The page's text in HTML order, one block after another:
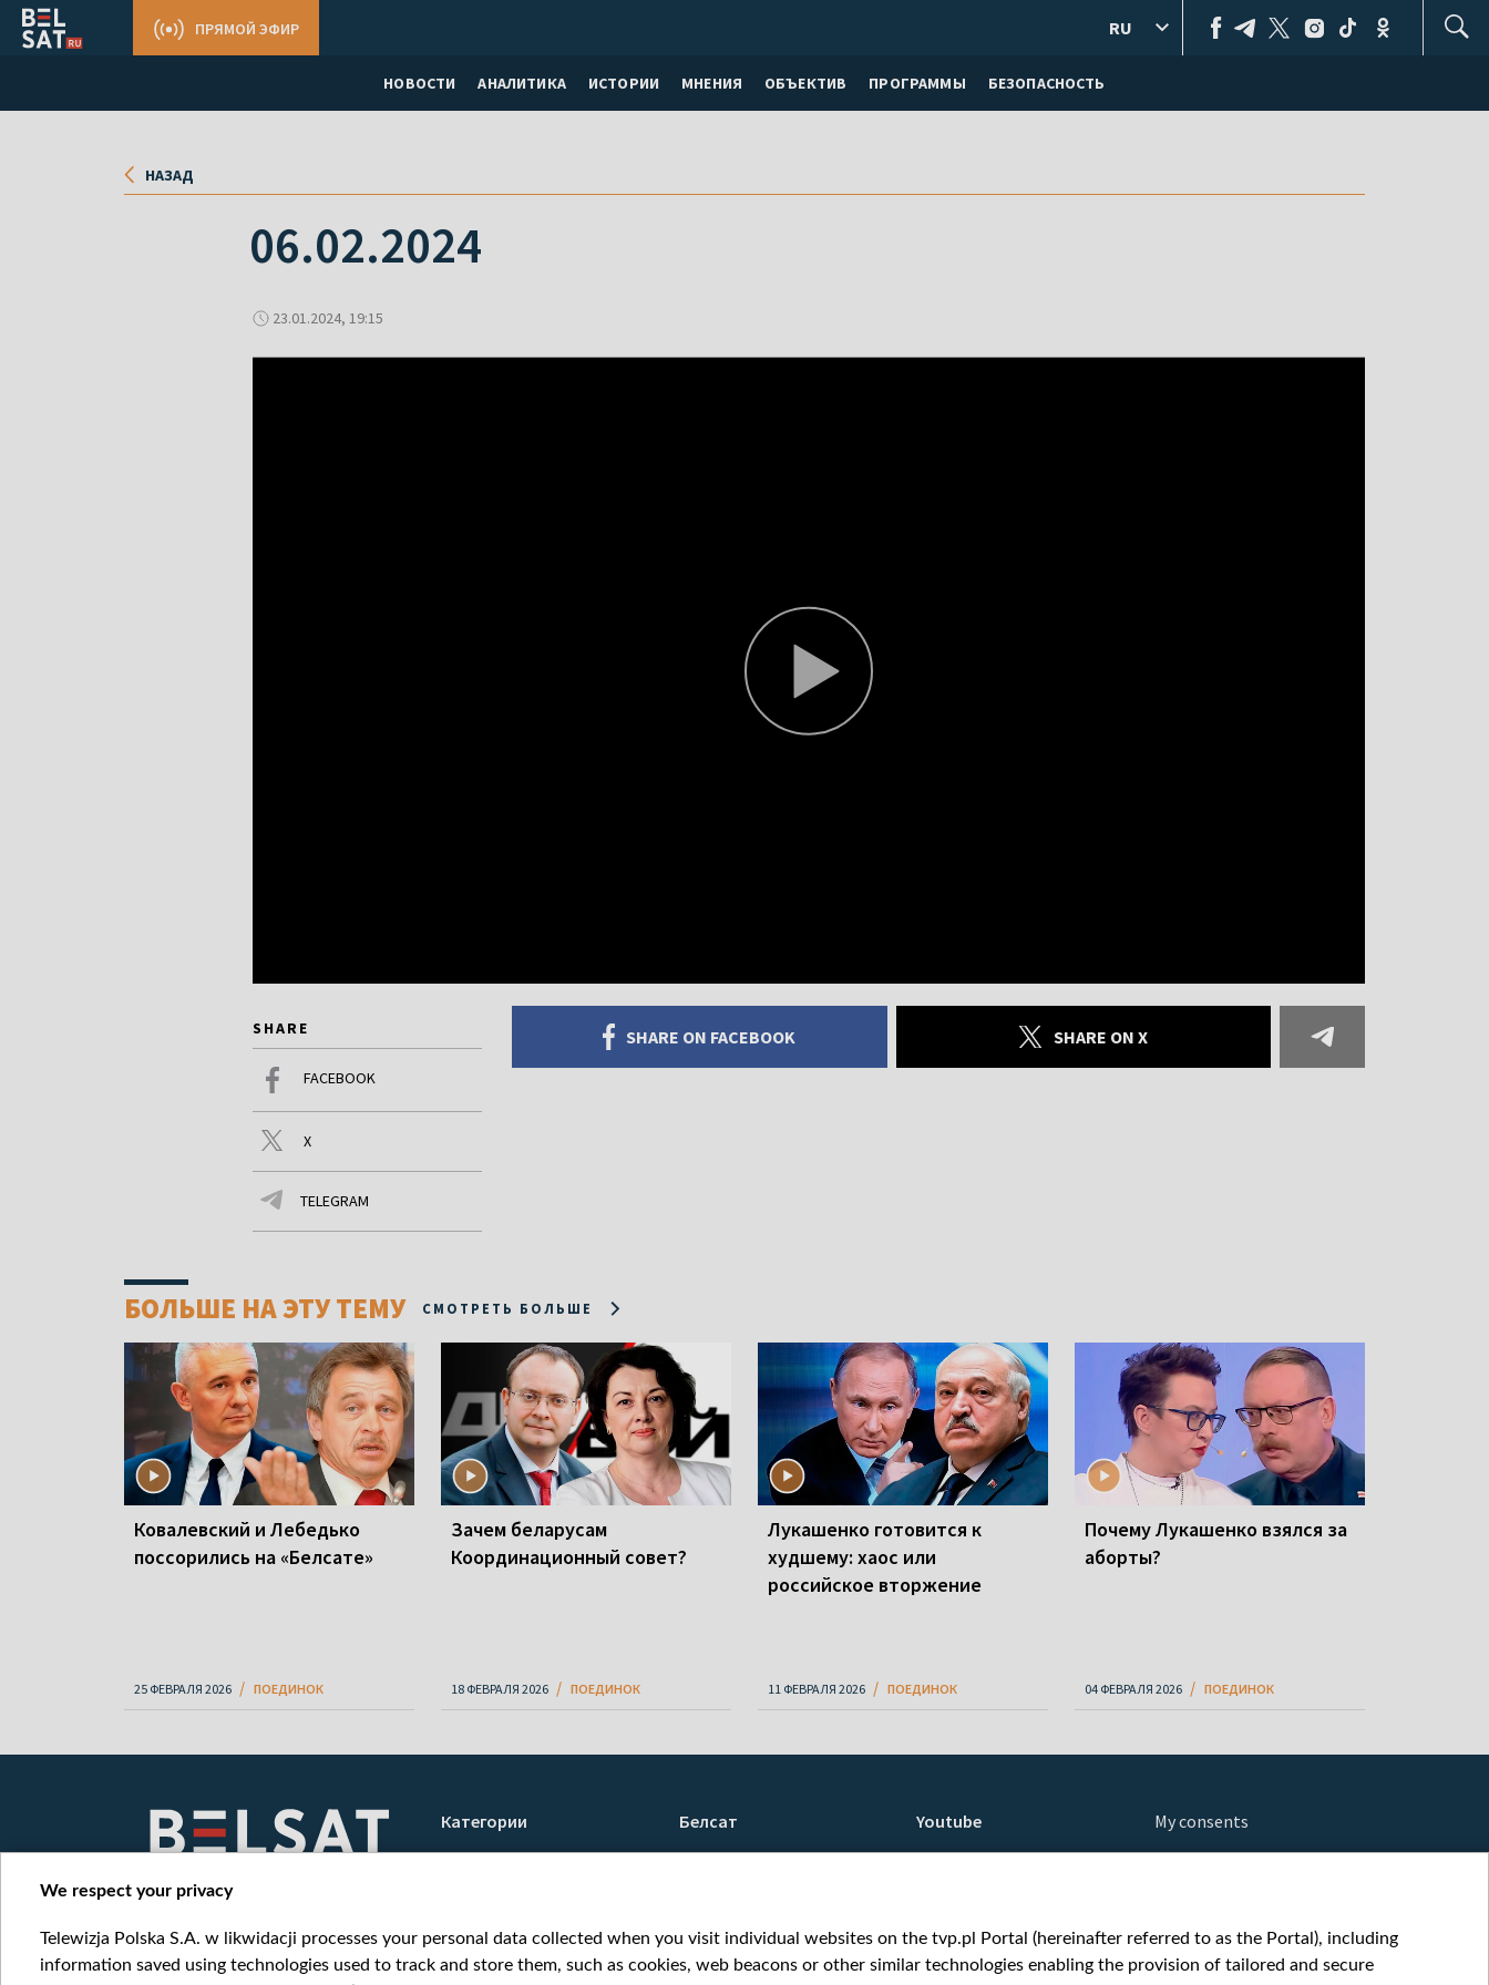
НОВОСТИ АНАЛИТИКА ИСТОРИИ МНЕНИЯ ОБЪЕКТИВ ПРОГРАММЫ БЕЗОПАСНОСТЬ
ПРЯМОЙ ЭФИР RU
НАЗАД
06.02.2024
23.01.2024, 19:15
SHARE
FACEBOOK
X
TELEGRAM
SHARE ON FACEBOOK SHARE ON X
БОЛЬШЕ НА ЭТУ ТЕМУ СМОТРЕТЬ БОЛЬШЕ
Ковалевский и Лебедько
поссорились на «Белсате»
25 ФЕВРАЛЯ 2026 ПОЕДИНОК
Зачем беларусам
Координационный совет?
18 ФЕВРАЛЯ 2026 ПОЕДИНОК
Лукашенко готовится к
худшему: хаос или
российское вторжение
11 ФЕВРАЛЯ 2026 ПОЕДИНОК
Почему Лукашенко взялся за
аборты?
04 ФЕВРАЛЯ 2026 ПОЕДИНОК
Категории
Новости
Онлайн
Белсат
О нас
Ценности «Белсата»
Как нас смотреть
Youtube
Белсат news
Belsat English
Biełsat PL
My consents
We respect your privacy
Telewizja Polska S.A. w likwidacji processes your personal data collected when you visit individual websites on the tvp.pl Portal (hereinafter referred to as the Portal), including
information saved using technologies used to track and store them, such as cookies, web beacons or other similar technologies enabling the provision of tailored and secure